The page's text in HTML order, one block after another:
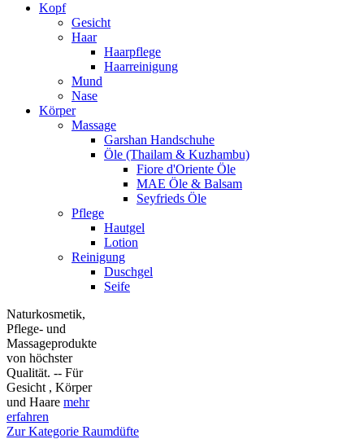
Kopf
Gesicht
Haar
Haarpflege
Haarreinigung
Mund
Nase
Körper
Massage
Garshan Handschuhe
Öle (Thailam & Kuzhambu)
Fiore d'Oriente Öle
MAE Öle & Balsam
Seyfrieds Öle
Pflege
Hautgel
Lotion
Reinigung
Duschgel
Seife
Naturkosmetik,
Pflege- und
Massageprodukte
von höchster
Qualität. -- Für
Gesicht , Körper
und Haare mehr
erfahren
Zur Kategorie Raumdüfte